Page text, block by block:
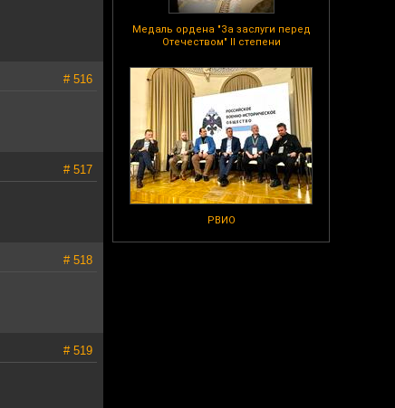
Медаль ордена "За заслуги перед
Отечеством" II степени
РВИО
# 516
# 517
# 518
# 519